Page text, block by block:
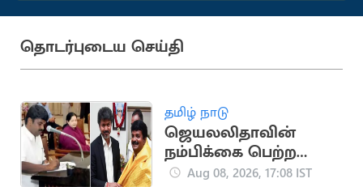
தொடர்புடைய செய்தி
தமிழ் நாடு
ஜெயலலிதாவின்
நம்பிக்கை பெற்ற
சி.விஜயபாஸ்கர்..
Aug 08, 2026, 17:08 IST